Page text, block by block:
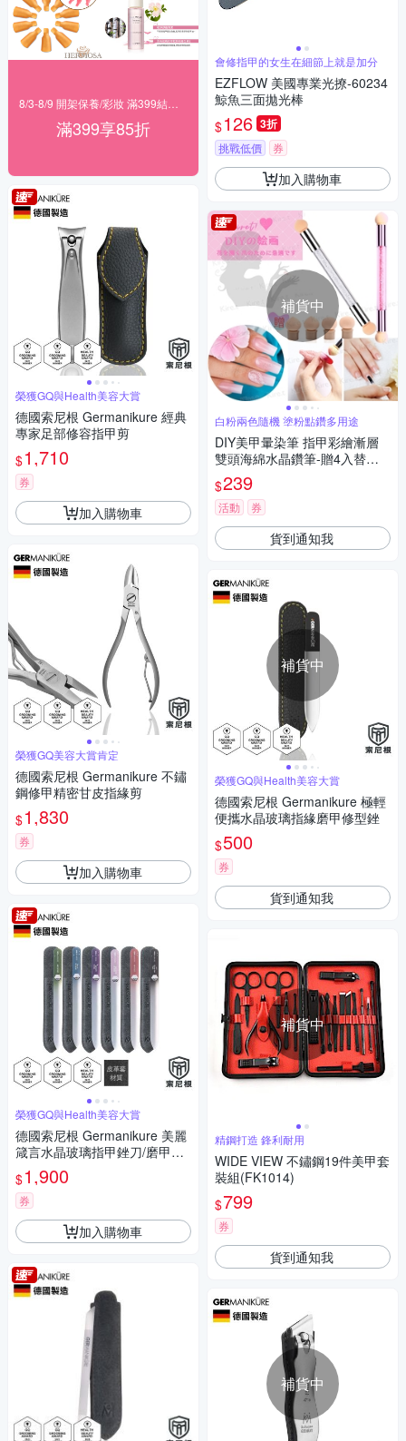
滿399享85折
榮獲GQ與Health美容大賞
德國索尼根 Germanikure 經典
專家足部修容指甲剪
$1,710
券
加入購物車
榮獲GQ美容大賞肯定
德國索尼根 Germanikure 不鏽
鋼修甲精密甘皮指緣剪
$1,830
券
加入購物車
榮獲GQ與Health美容大賞
德國索尼根 Germanikure 美麗
箴言水晶玻璃指甲銼刀/磨甲棒
六件組
$1,900
券
加入購物車
會修指甲的女生在細節上就是加分
EZFLOW 美國專業光撩-60234
鯨魚三面拋光棒
$126 3折
挑戰低價 券
加入購物車
補貨中
白粉兩色隨機 塗粉點鑽多用途
DIY美甲暈染筆 指甲彩繪漸層
雙頭海綿水晶鑽筆-贈4入替換
頭 Kiret (顏色隨機)
$239
活動 券
貨到通知我
補貨中
榮獲GQ與Health美容大賞
德國索尼根 Germanikure 極輕
便攜水晶玻璃指緣磨甲修型銼
$500
券
貨到通知我
補貨中
精鋼打造 鋒利耐用
WIDE VIEW 不鏽鋼19件美甲套
裝組(FK1014)
$799
券
貨到通知我
補貨中